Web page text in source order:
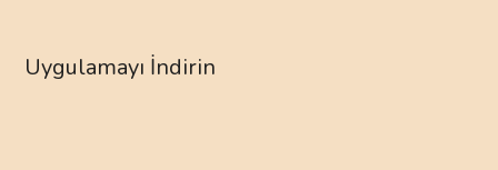
Uygulamayı İndirin